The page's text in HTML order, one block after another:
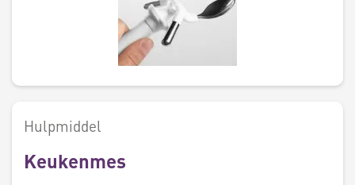
Hulpmiddel
Keukenmes